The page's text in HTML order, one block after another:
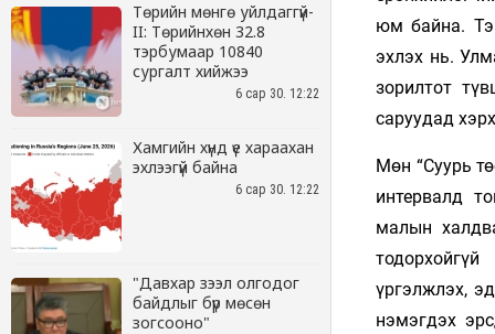
Төрийн мөнгө уйлдаггүй-
II: Төрийнхөн 32.8
тэрбумаар 10840
сургалт хийжээ
6 сар 30. 12:22
Хамгийн хүнд үе хараахан
эхлээгүй байна
6 сар 30. 12:22
"Давхар зээл олгодог
байдлыг бүр мөсөн
зогсооно"